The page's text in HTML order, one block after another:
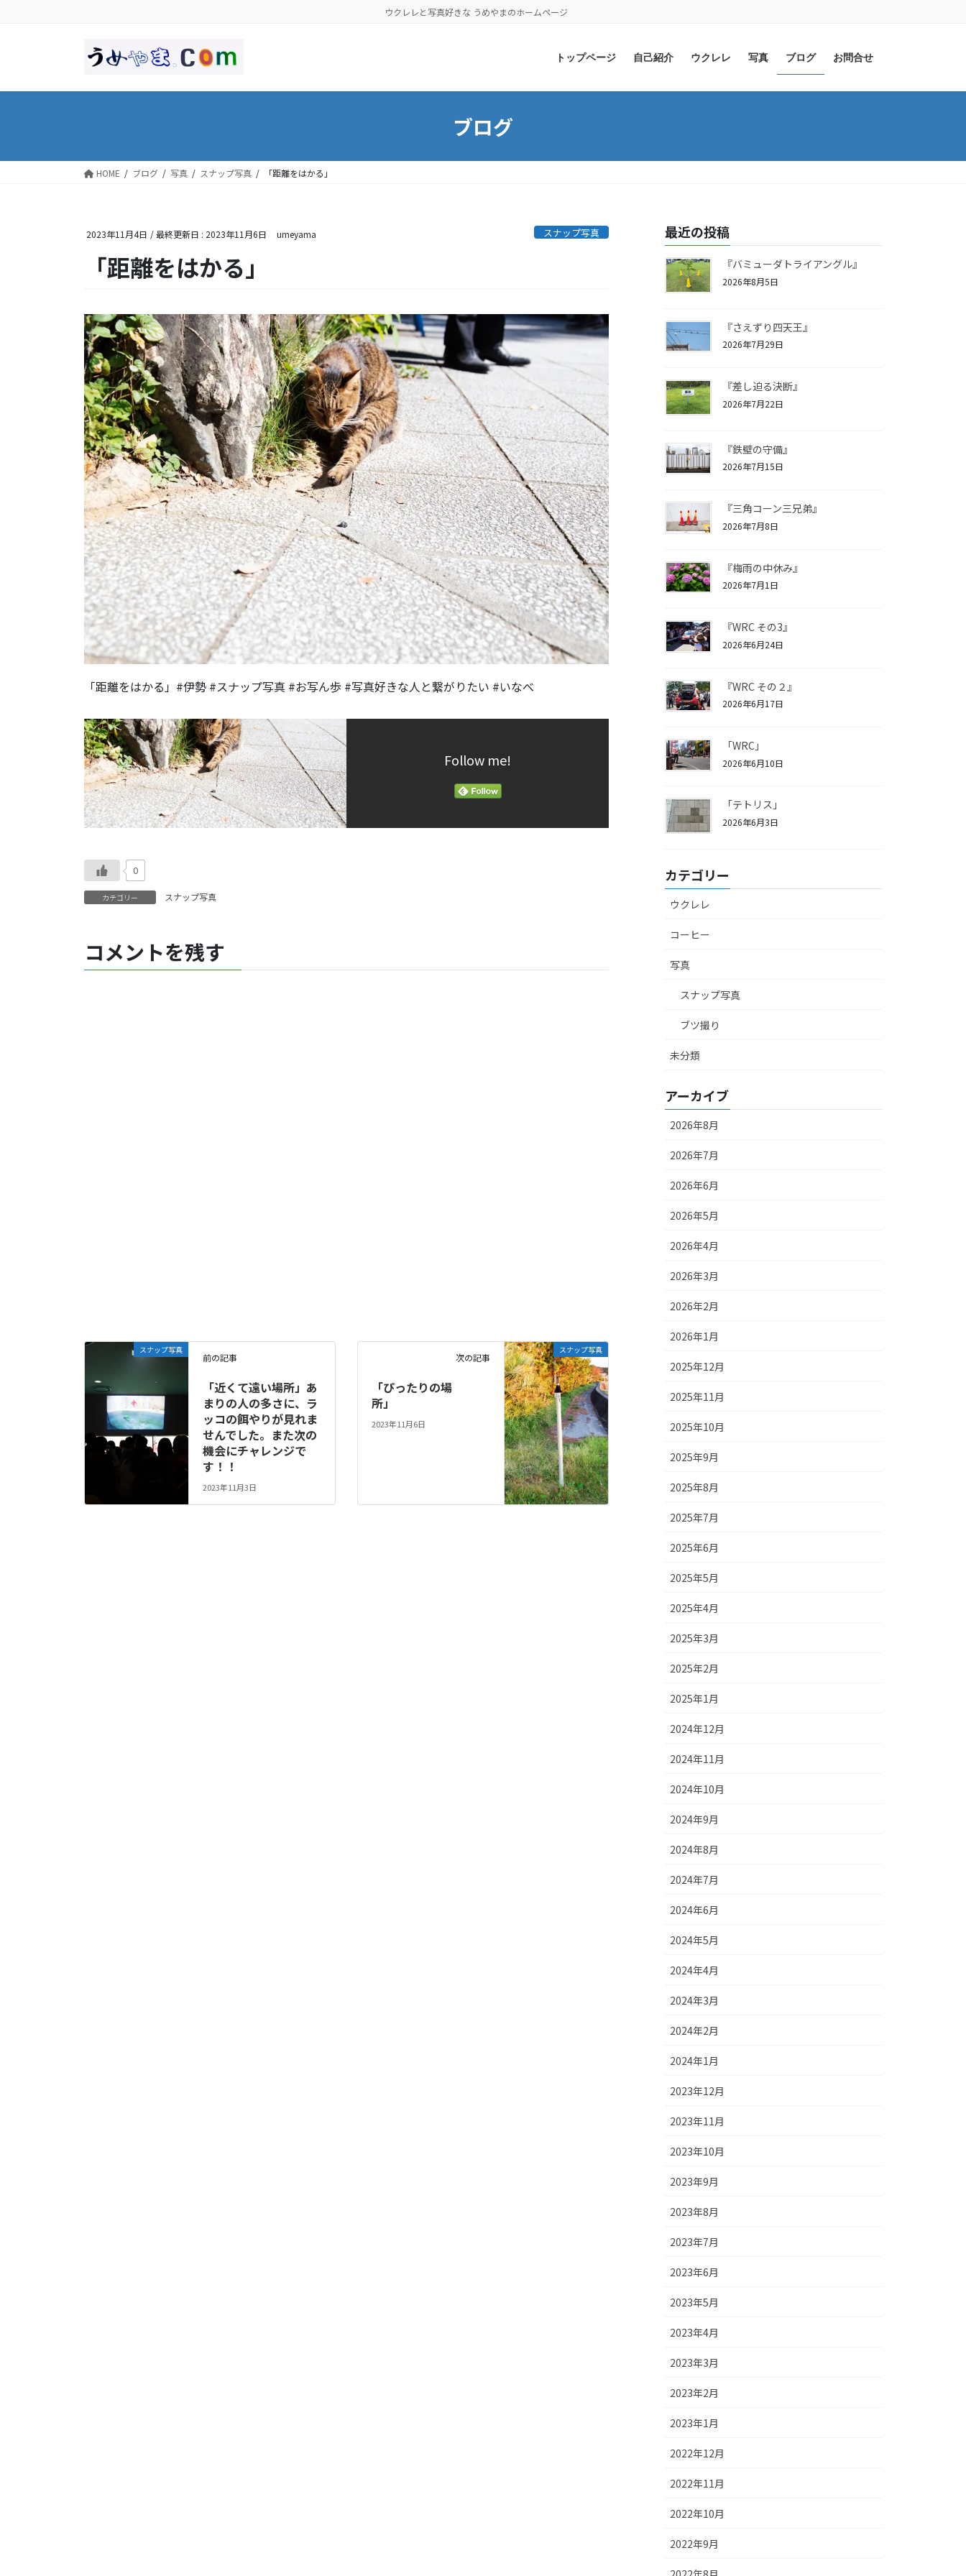
に
ョ
動
ウクレレと写真好きな うめやまのホームページ
トップページ 自己紹介 ウクレレ 写真 ブログ お問合せ
ブログ
HOME ブログ 写真 スナップ写真 「距離をはかる」
2023年11月4日 / 最終更新日 : 2023年11月6日 umeyama スナップ写真
「距離をはかる」
「距離をはかる」#伊勢 #スナップ写真 #お写ん歩 #写真好きな人と繋がりたい #いなべ
Follow me!
0
カテゴリー スナップ写真
コメントを残す
スナップ写真
前の記事
「近くて遠い場所」あ
まりの人の多さに、ラ
ッコの餌やりが見れま
せんでした。また次の
機会にチャレンジで
す！！
2023年11月3日
スナップ写真
次の記事
「ぴったりの場
所」
2023年11月6日
最近の投稿
『バミューダトライアングル』
2026年8月5日
『さえずり四天王』
2026年7月29日
『差し迫る決断』
2026年7月22日
『鉄壁の守備』
2026年7月15日
『三角コーン三兄弟』
2026年7月8日
『梅雨の中休み』
2026年7月1日
『WRC その3』
2026年6月24日
『WRC その２』
2026年6月17日
「WRC」
2026年6月10日
「テトリス」
2026年6月3日
カテゴリー
ウクレレ
コーヒー
写真
スナップ写真
ブツ撮り
未分類
アーカイブ
2026年8月
2026年7月
2026年6月
2026年5月
2026年4月
2026年3月
2026年2月
2026年1月
2025年12月
2025年11月
2025年10月
2025年9月
2025年8月
2025年7月
2025年6月
2025年5月
2025年4月
2025年3月
2025年2月
2025年1月
2024年12月
2024年11月
2024年10月
2024年9月
2024年8月
2024年7月
2024年6月
2024年5月
2024年4月
2024年3月
2024年2月
2024年1月
2023年12月
2023年11月
2023年10月
2023年9月
2023年8月
2023年7月
2023年6月
2023年5月
2023年4月
2023年3月
2023年2月
2023年1月
2022年12月
2022年11月
2022年10月
2022年9月